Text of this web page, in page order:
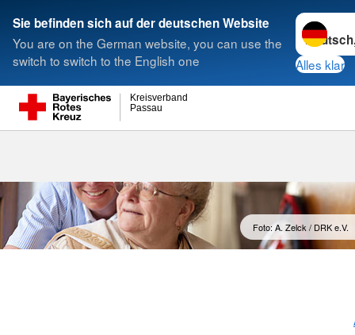
Sie befinden sich auf der deutschen Website
You are on the German website, you can use the
switch to switch to the English one
Sprache
Alles klar
Passau
Kreisverband
Suche
Foto: A. Zelck / DRK e.V.